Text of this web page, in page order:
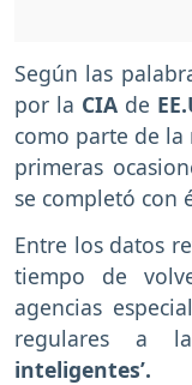
Según las
por la CIA de
como parte de la
primeras
se completó con
Entre los datos
tiempo de
agencias
regulares a
inteligentes’.